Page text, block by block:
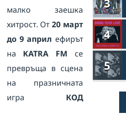
малко заешка
хитрост. От20 март
до 9 април ефирът
на KATRA FM се
превръща в сцена
на празничната
игра КОД
3
4
5